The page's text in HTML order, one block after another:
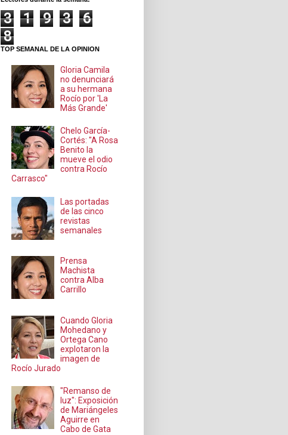
3 1 9 3
6
8
TOP SEMANAL DE LA OPINION
Gloria Camila
no denunciará
a su hermana
Rocío por 'La
Más Grande'
Chelo García-
Cortés: "A Rosa
Benito la
mueve el odio
contra Rocío
Carrasco"
Las portadas
de las cinco
revistas
semanales
Prensa
Machista
contra Alba
Carrillo
Cuando Gloria
Mohedano y
Ortega Cano
explotaron la
imagen de
Rocío Jurado
"Remanso de
luz": Exposición
de Mariángeles
Aguirre en
Cabo de Gata